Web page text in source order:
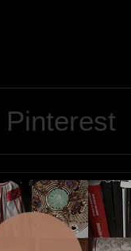
Pinterest